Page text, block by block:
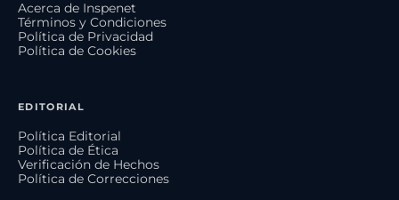
Acerca de Inspenet
Términos y Condiciones
Política de Privacidad
Política de Cookies
EDITORIAL
Política Editorial
Política de Ética
Verificación de Hechos
Política de Correcciones